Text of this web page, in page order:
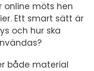
online möts hen
Ett smart sätt är
och hur ska
både material